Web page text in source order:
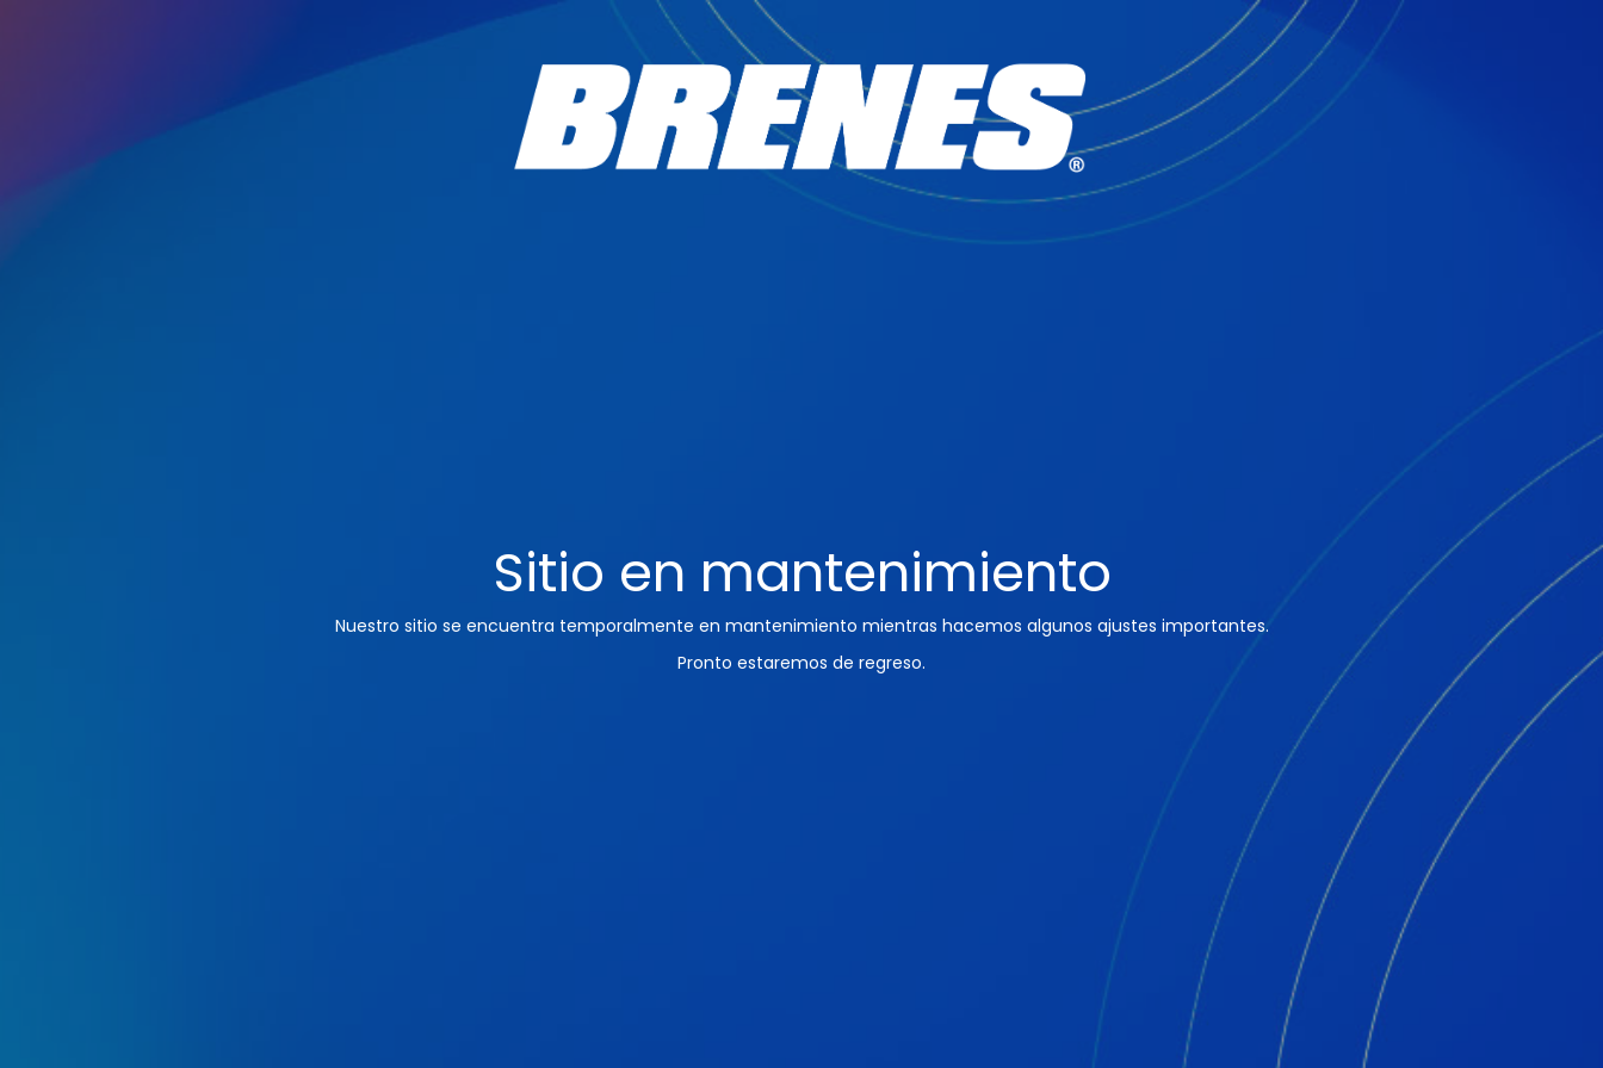
Sitio en mantenimiento
Nuestro sitio se encuentra temporalmente en mantenimiento mientras hacemos algunos ajustes importantes.
Pronto estaremos de regreso.